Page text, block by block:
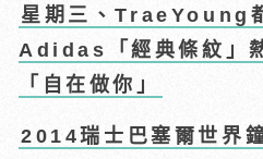
星期三、TraeYoung
Adidas「經典條紋」
「自在做你」
2014瑞士巴塞爾世界